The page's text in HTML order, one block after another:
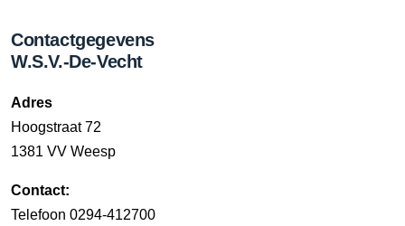
Contactgegevens
W.S.V.-De-Vecht
Adres
Hoogstraat 72
1381 VV Weesp
Contact:
Telefoon 0294-412700